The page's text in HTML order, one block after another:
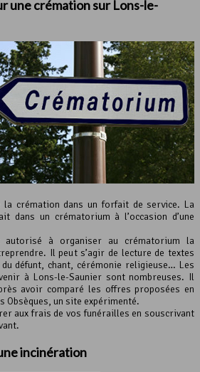
une crémation sur Lons-le-
la crémation dans un forfait de service. La
dans un crématorium à l’occasion d’une
à organiser au crématorium la
Il peut s’agir de lecture de textes
défunt, chant, cérémonie religieuse… Les
à Lons-le-Saunier sont nombreuses. Il
avoir comparé les offres proposées en
Obsèques, un site expérimenté.
aux frais de vos funérailles en souscrivant
incinération